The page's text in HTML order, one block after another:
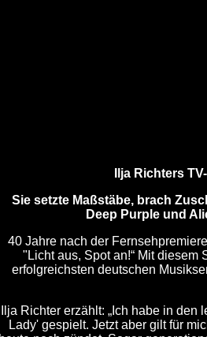
Ilja Richters
Sie setzte Maßstäbe, brach
Deep Purple und
40 Jahre nach der
"Licht aus, Spot an!“ Mit diesem
erfolgreichsten deutschen
Ilja Richter erzählt: „Ich habe in
Lady' gespielt. Jetzt aber gilt für